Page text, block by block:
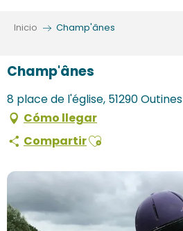
Inicio Champ'ânes
Champ'ânes
8 place de l'église, 51290 Outines
Cómo llegar
CompartirAjouter aux favoris